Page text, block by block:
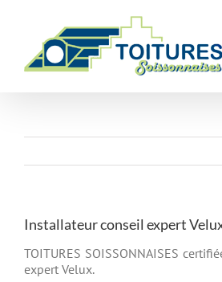
Installateur conseil expert
TOITURES SOISSONNAISES
expert Velux.